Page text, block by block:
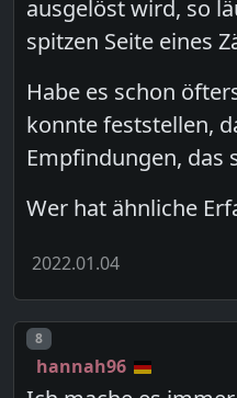
ausgelöst wird, so
spitzen Seite eines
Habe es schon
konnte feststellen,
Empfindungen, das
Wer hat ähnliche
2022.01.04
Post number
8
hannah96